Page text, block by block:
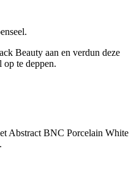
Beauty aan en verdun deze
op te deppen.
Abstract BNC Porcelain White